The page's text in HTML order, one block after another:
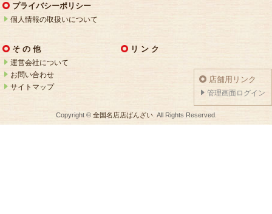
プライバシーポリシー
個人情報の取扱いについて
そ の 他
運営会社について
お問い合わせ
サイトマップ
リ ン ク
店舗用リンク
管理画面ログイン
Copyright © 全国名店店ばんざい. All Rights Reserved.